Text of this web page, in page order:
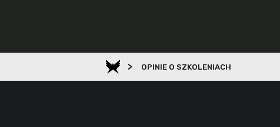
> OPINIE O SZKOLENIACH